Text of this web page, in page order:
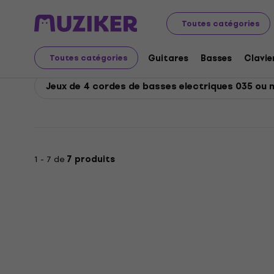
Toutes catégories
Toutes catégories Guitares Basses
D'Addario Basses Cordes de basses Jeux de 4
D'Addario Jeux de 4
Jeux de 4 cordes de basses electriques 035 ou
1 - 7 de 7 produits